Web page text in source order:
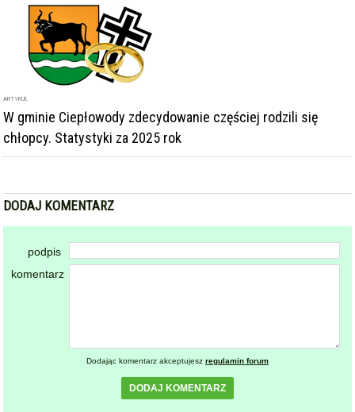
ARTYKUŁ
W gminie Ciepłowody zdecydowanie częściej rodzili się
chłopcy. Statystyki za 2025 rok
DODAJ KOMENTARZ
podpis
komentarz
Dodając komentarz akceptujesz regulamin forum
DODAJ KOMENTARZ